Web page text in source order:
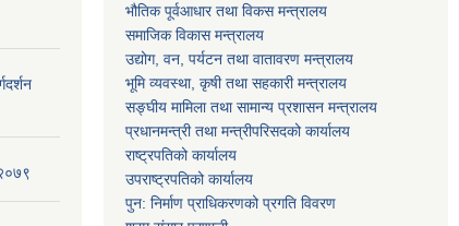
२०७९
भौतिक पूर्वआधार तथा विकस मन्त्रालय
समाजिक विकास मन्त्रालय
उद्योग, वन, पर्यटन तथा वातावरण मन्त्रालय
भूमि व्यवस्था, कृषी तथा सहकारी मन्त्रालय
सङ्घीय मामिला तथा सामान्य प्रशासन मन्त्रालय
प्रधानमन्त्री तथा मन्त्रीपरिसदको कार्यालय
राष्ट्रपतिको कार्यालय
उपराष्ट्रपतिको कार्यालय
पुन: निर्माण प्राधिकरणको प्रगति विवरण